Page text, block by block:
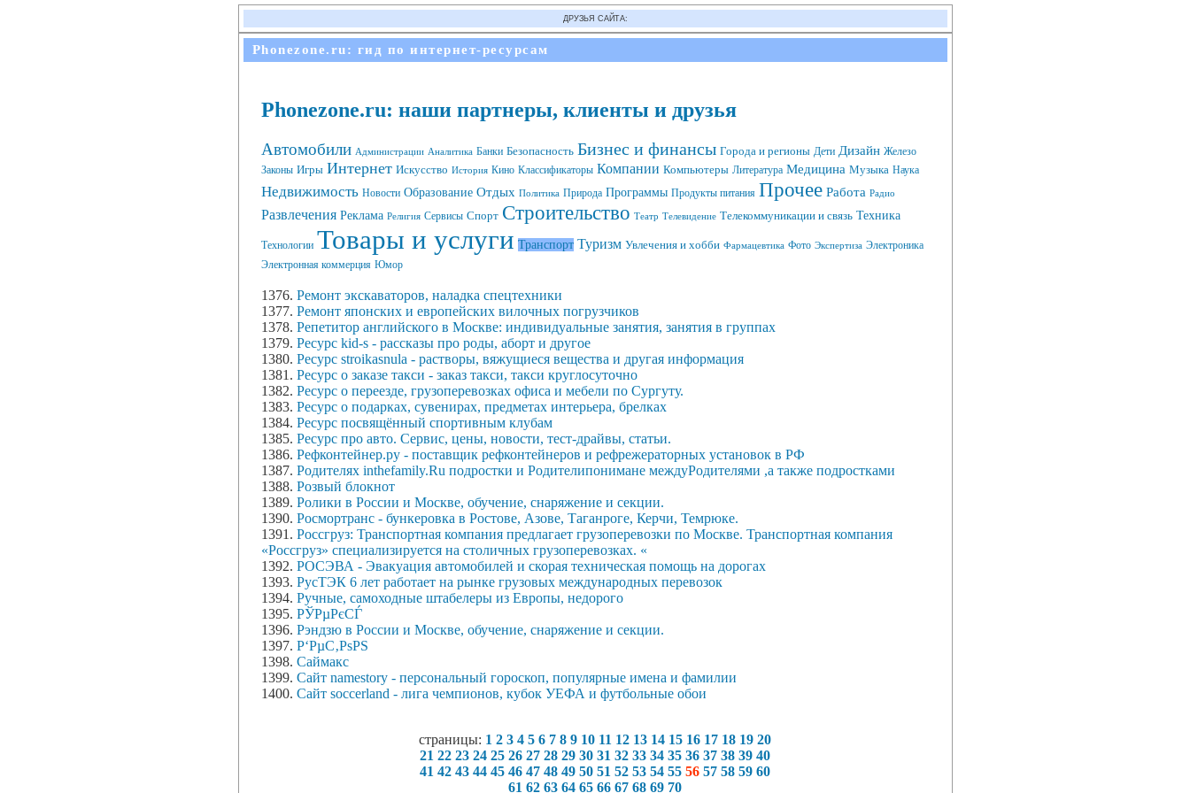
ДРУЗЬЯ САЙТА:
Phonezone.ru: гид по интернет-ресурсам
Phonezone.ru: наши партнеры, клиенты и друзья
Автомобили Администрации Аналитика Банки Безопасность Бизнес и финансы Города и регионы Дети Дизайн Железо
Законы Игры Интернет Искусство История Кино Классификаторы Компании Компьютеры Литература Медицина Музыка Наука
Недвижимость Новости Образование Отдых Политика Природа Программы Продукты питания Прочее Работа Радио
Развлечения Реклама Религия Сервисы Спорт Строительство Театр Телевидение Телекоммуникации и связь Техника
Технологии Товары и услуги Транспорт Туризм Увлечения и хобби Фармацевтика Фото Экспертиза Электроника
Электронная коммерция Юмор
1376. Ремонт экскаваторов, наладка спецтехники
1377. Ремонт японских и европейских вилочных погрузчиков
1378. Репетитор английского в Москве: индивидуальные занятия, занятия в группах
1379. Ресурс kid-s - рассказы про роды, аборт и другое
1380. Ресурс stroikasnula - растворы, вяжущиеся вещества и другая информация
1381. Ресурс о заказе такси - заказ такси, такси круглосуточно
1382. Ресурс о переезде, грузоперевозках офиса и мебели по Сургуту.
1383. Ресурс о подарках, сувенирах, предметах интерьера, брелках
1384. Ресурс посвящённый спортивным клубам
1385. Ресурс про авто. Сервис, цены, новости, тест-драйвы, статьи.
1386. Рефконтейнер.ру - поставщик рефконтейнеров и рефрежераторных установок в РФ
1387. Родителях inthefamily.Ru подростки и Родителипонимане междуРодителями ,а также подростками
1388. Розвый блокнот
1389. Ролики в России и Москве, обучение, снаряжение и секции.
1390. Росмортранс - бункеровка в Ростове, Азове, Таганроге, Керчи, Темрюке.
1391. Россгруз: Транспортная компания предлагает грузоперевозки по Москве. Транспортная компания
«Россгруз» специализируется на столичных грузоперевозках. «
1392. РОСЭВА - Эвакуация автомобилей и скорая техническая помощь на дорогах
1393. РусТЭК 6 лет работает на рынке грузовых международных перевозок
1394. Ручные, самоходные штабелеры из Европы, недорого
1395. РЎРµРєСЃ
1396. Рэндзю в России и Москве, обучение, снаряжение и секции.
1397. Р‘РµС‚РѕРЅ
1398. Саймакс
1399. Сайт namestory - персональный гороскоп, популярные имена и фамилии
1400. Сайт soccerland - лига чемпионов, кубок УЕФА и футбольные обои
страницы: 1 2 3 4 5 6 7 8 9 10 11 12 13 14 15 16 17 18 19 20
21 22 23 24 25 26 27 28 29 30 31 32 33 34 35 36 37 38 39 40
41 42 43 44 45 46 47 48 49 50 51 52 53 54 55 56 57 58 59 60
61 62 63 64 65 66 67 68 69 70